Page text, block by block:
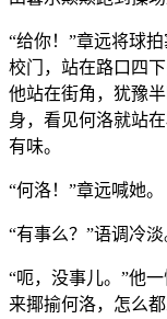
“给你！”章远将球
校门，站在路口四
他站在街角，犹豫
身，看见何洛就站
有味。
“何洛！”章远喊她。
“有事么？”语调冷淡
“呃，没事儿。”他
来揶揄何洛，怎么